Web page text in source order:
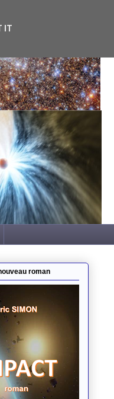
roman
IT